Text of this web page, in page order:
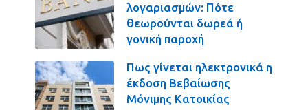
λογαριασμών: Πότε
θεωρούνται δωρεά ή
γονική παροχή
Πως γίνεται ηλεκτρονικά η
έκδοση Βεβαίωσης
Μόνιμης Κατοικίας